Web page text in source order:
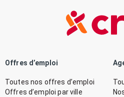
Offres d’emploi
Toutes nos offres d’emploi
Offres d’emploi par ville